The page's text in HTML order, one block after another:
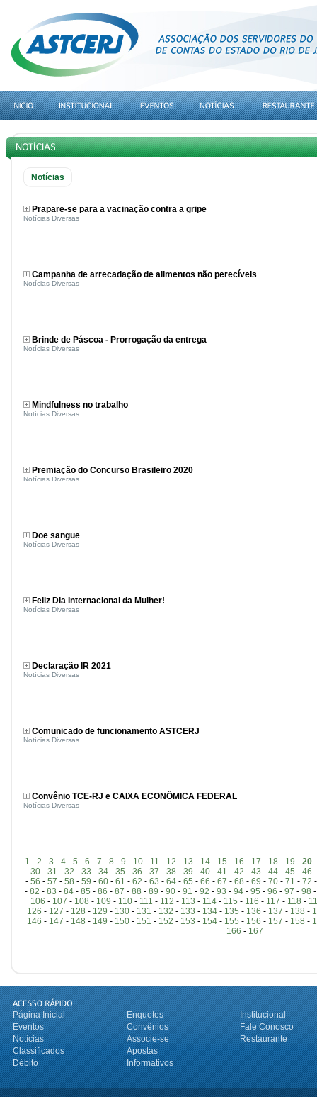
Notícias
Prapare-se para a vacinação contra a gripe
Notícias Diversas
Campanha de arrecadação de alimentos não perecíveis
Notícias Diversas
Brinde de Páscoa - Prorrogação da entrega
Notícias Diversas
Mindfulness no trabalho
Notícias Diversas
Premiação do Concurso Brasileiro 2020
Notícias Diversas
Doe sangue
Notícias Diversas
Feliz Dia Internacional da Mulher!
Notícias Diversas
Declaração IR 2021
Notícias Diversas
Comunicado de funcionamento ASTCERJ
Notícias Diversas
Convênio TCE-RJ e CAIXA ECONÔMICA FEDERAL
Notícias Diversas
1 - 2 - 3 - 4 - 5 - 6 - 7 - 8 - 9 - 10 - 11 - 12 - 13 - 14 - 15 - 16 - 17 - 18 - 19 - 20
- 30- 31 - 32 - 33 - 34- 35 - 36 - 37 - 38 - 39 - 40- 41 - 42 - 43 - 44- 45 - 46
- 56 - 57 - 58 - 59 - 60- 61 - 62 - 63 - 64- 65 - 66 - 67 - 68 - 69 - 70- 71 - 72
- 82 - 83 - 84 - 85 - 86 - 87 - 88 - 89 - 90 - 91 - 92 - 93 - 94 - 95 - 96 - 97 - 98
106 - 107 - 108 - 109 - 110 - 111 - 112 - 113 - 114 - 115 - 116 - 117 - 118 -
126 - 127 - 128 - 129 - 130- 131 - 132 - 133 - 134- 135 - 136 - 137 - 138 -
146 - 147 - 148 - 149 - 150- 151 - 152 - 153 - 154- 155 - 156 - 157 - 158 -
166 - 167
Página Inicial Enquetes
Institucional
Eventos
Convênios
Fale Conosco
Notícias
Associe-se
Restaurante
Classificados
Apostas
Débito
Informativos